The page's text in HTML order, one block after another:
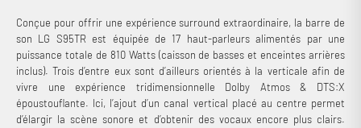
Conçue pour offrir une expérience surround extraordinaire, la barre de
son LG S95TR est équipée de 17 haut-parleurs alimentés par une
puissance totale de 810 Watts (caisson de basses et enceintes arrières
inclus). Trois d’entre eux sont d’ailleurs orientés à la verticale afin de
vivre une expérience tridimensionnelle Dolby Atmos & DTS:X
époustouflante. Ici, l’ajout d’un canal vertical placé au centre permet
d’élargir la scène sonore et d’obtenir des vocaux encore plus clairs.